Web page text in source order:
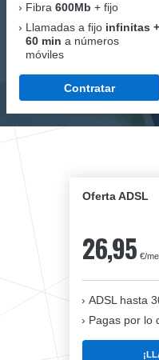
Fibra 600Mb + fijo
Llamadas a fijo infinitas +
60 min a números
móviles
Contratar
Oferta ADSL
26,95 €/
ADSL hasta
Pagas por lo